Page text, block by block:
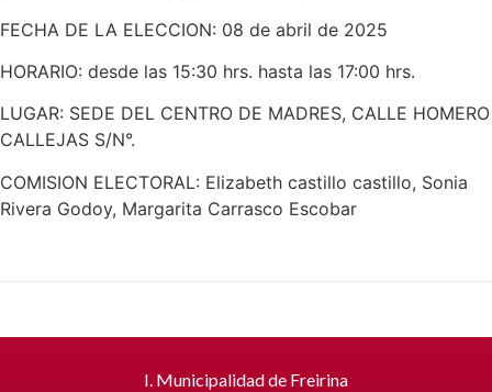
FECHA DE LA ELECCION: 08 de abril de 2025
HORARIO: desde las 15:30 hrs. hasta las 17:00 hrs.
LUGAR: SEDE DEL CENTRO DE MADRES, CALLE HOMERO
CALLEJAS S/N°.
COMISION ELECTORAL: Elizabeth castillo castillo, Sonia
Rivera Godoy, Margarita Carrasco Escobar
I. Municipalidad de Freirina